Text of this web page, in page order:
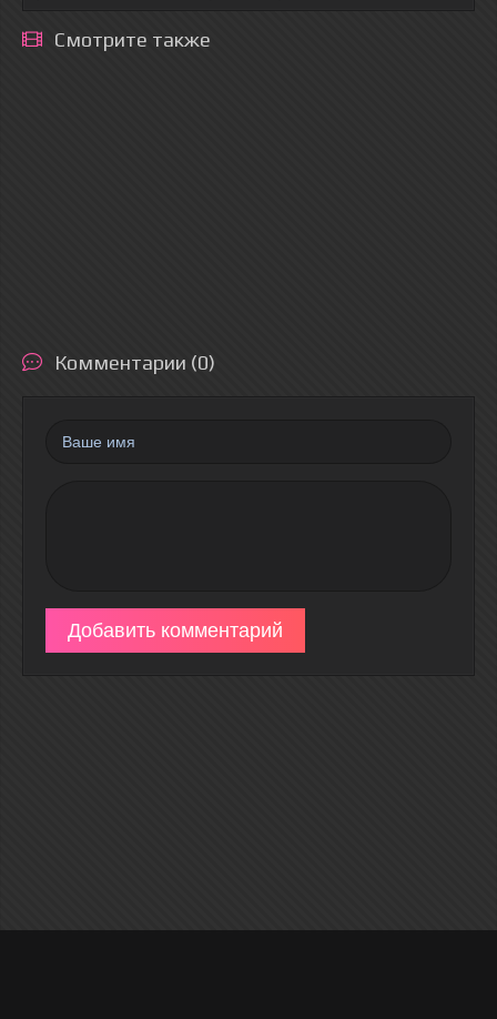
Смотрите также
Комментарии (0)
Добавить комментарий